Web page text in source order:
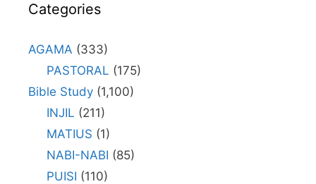
Categories
AGAMA (333)
PASTORAL (175)
Bible Study (1,100)
INJIL (211)
MATIUS (1)
NABI-NABI (85)
PUISI (110)